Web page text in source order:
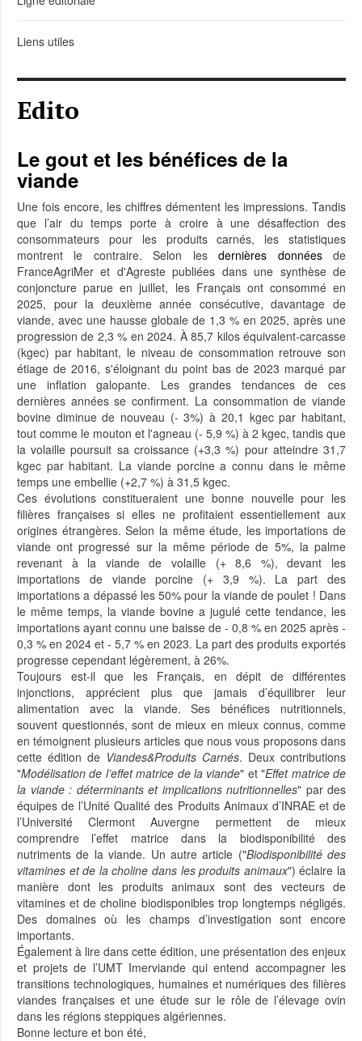
Liens utiles
Edito
Le gout et les bénéfices de la
viande
Une fois encore, les chiffres démentent les impressions. Tandis
que l’air du temps porte à croire à une désaffection des
consommateurs pour les produits carnés, les statistiques
montrent le contraire. Selon lesdernières donnéesde
FranceAgriMer et d'Agreste publiées dans une synthèse de
conjoncture parue en juillet, les Français ont consommé en
2025, pour la deuxième année consécutive, davantage de
viande, avec une hausse globale de 1,3 % en 2025, après une
progression de 2,3 % en 2024. À 85,7 kilos équivalent-carcasse
(kgec) par habitant, le niveau de consommation retrouve son
étiage de 2016, s'éloignant du point bas de 2023 marqué par
une inflation galopante. Les grandes tendances de ces
dernières années se confirment. La consommation de viande
bovine diminue de nouveau (- 3%) à 20,1 kgec par habitant,
tout comme le mouton et l'agneau (- 5,9 %) à 2 kgec, tandis que
la volaille poursuit sa croissance (+3,3 %) pour atteindre 31,7
kgec par habitant. La viande porcine a connu dans le même
temps une embellie (+2,7 %) à 31,5 kgec.
Ces évolutions constitueraient une bonne nouvelle pour les
filières françaises si elles ne profitaient essentiellement aux
origines étrangères. Selon la même étude, les importations de
viande ont progressé sur la même période de 5%, la palme
revenant à la viande de volaille (+ 8,6 %), devant les
importations de viande porcine (+ 3,9 %). La part des
importations a dépassé les 50% pour la viande de poulet ! Dans
le même temps, la viande bovine a jugulé cette tendance, les
importations ayant connu une baisse de - 0,8 % en 2025 après -
0,3 % en 2024 et - 5,7 % en 2023. La part des produits exportés
progresse cependant légèrement, à 26%.
Toujours est-il que les Français, en dépit de différentes
injonctions, apprécient plus que jamais d’équilibrer leur
alimentation avec la viande. Ses bénéfices nutritionnels,
souvent questionnés, sont de mieux en mieux connus, comme
en témoignent plusieurs articles que nous vous proposons dans
cette édition de Viandes&Produits Carnés. Deux contributions
"Modélisation de l’effet matrice de la viande" et "Effet matrice de
la viande : déterminants et implications nutritionnelles" par des
équipes de l’Unité Qualité des Produits Animaux d’INRAE et de
l’Université Clermont Auvergne permettent de mieux
comprendre l’effet matrice dans la biodisponibilité des
nutriments de la viande. Un autre article ("Biodisponibilité des
vitamines et de la choline dans les produits animaux") éclaire la
manière dont les produits animaux sont des vecteurs de
vitamines et de choline biodisponibles trop longtemps négligés.
Des domaines où les champs d’investigation sont encore
importants.
Également à lire dans cette édition, une présentation des enjeux
et projets de l’UMT Imerviande qui entend accompagner les
transitions technologiques, humaines et numériques des filières
viandes françaises et une étude sur le rôle de l’élevage ovin
dans les régions steppiques algériennes.
Bonne lecture et bon été,